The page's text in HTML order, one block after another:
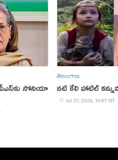
పీఎస్‌కు సోనియా
తెలంగాణ
నటి కేలి హాటిల్
Jul 21, 2026, 16:07 IST